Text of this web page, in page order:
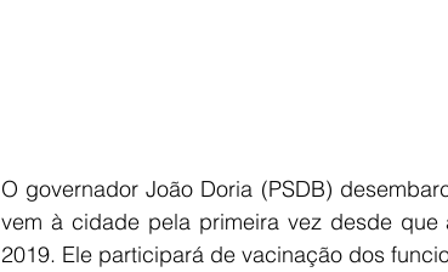
O governador João Doria (PSDB)
vem à cidade pela primeira vez desde
2019. Ele participará de vacinação dos